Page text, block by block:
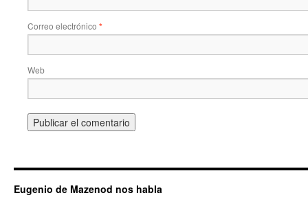
Correo electrónico *
Web
Eugenio de Mazenod nos habla